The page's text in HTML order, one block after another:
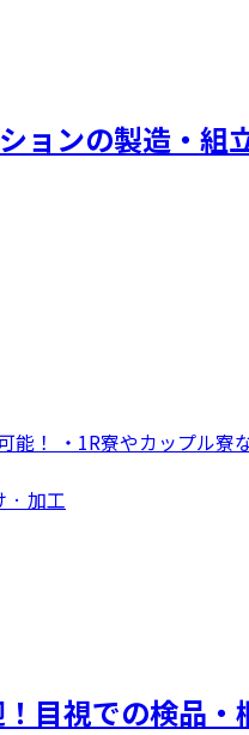
ョンの製造・
能！ ・1R寮やカップル
· 加工
！目視での検